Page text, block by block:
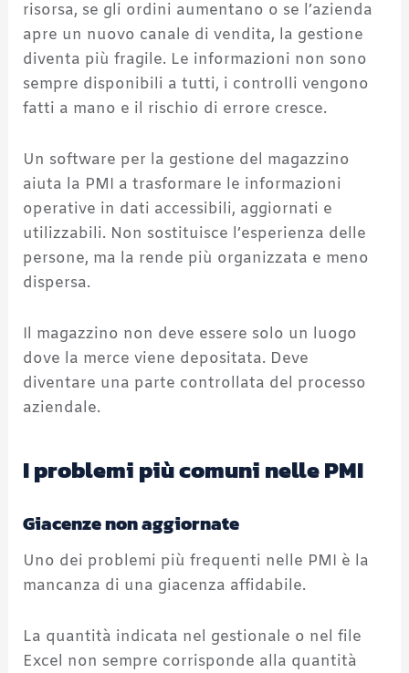
risorsa, se gli ordini aumentano o se l’azienda
apre un nuovo canale di vendita, la gestione
diventa più fragile. Le informazioni non sono
sempre disponibili a tutti, i controlli vengono
fatti a mano e il rischio di errore cresce.
Un software per la gestione del magazzino
aiuta la PMI a trasformare le informazioni
operative in dati accessibili, aggiornati e
utilizzabili. Non sostituisce l’esperienza delle
persone, ma la rende più organizzata e meno
dispersa.
Il magazzino non deve essere solo un luogo
dove la merce viene depositata. Deve
diventare una parte controllata del processo
aziendale.
I problemi più comuni nelle PMI
Giacenze non aggiornate
Uno dei problemi più frequenti nelle PMI è la
mancanza di una giacenza affidabile.
La quantità indicata nel gestionale o nel file
Excel non sempre corrisponde alla quantità